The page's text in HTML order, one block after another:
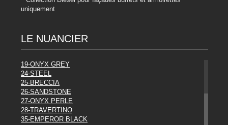
uniquement
LE NUANCIER
19-ONYX GREY
24-STEEL
25-BRECCIA
26-SANDSTONE
27-ONYX PERLE
28-TRAVERTINO
35-EMPEROR BLACK